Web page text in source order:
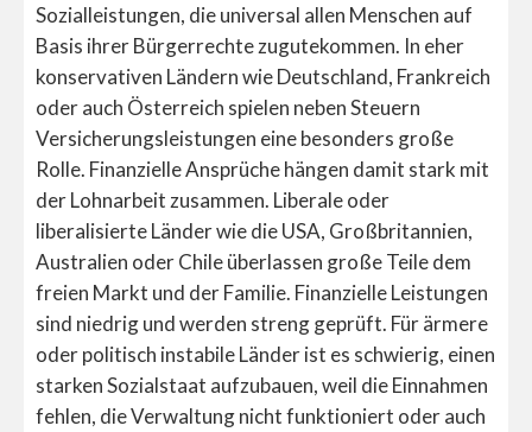
Sozialleistungen, die universal allen Menschen auf
Basis ihrer Bürgerrechte zugutekommen. In eher
konservativen Ländern wie Deutschland, Frankreich
oder auch Österreich spielen neben Steuern
Versicherungsleistungen eine besonders große
Rolle. Finanzielle Ansprüche hängen damit stark mit
der Lohnarbeit zusammen. Liberale oder
liberalisierte Länder wie die USA, Großbritannien,
Australien oder Chile überlassen große Teile dem
freien Markt und der Familie. Finanzielle Leistungen
sind niedrig und werden streng geprüft. Für ärmere
oder politisch instabile Länder ist es schwierig, einen
starken Sozialstaat aufzubauen, weil die Einnahmen
fehlen, die Verwaltung nicht funktioniert oder auch